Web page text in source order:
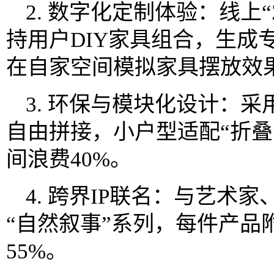
2. 数字化定制体验：线上
持用户DIY家具组合，生成
在自家空间模拟家具摆放效
3. 环保与模块化设计：采
自由拼接，小户型适配“折
间浪费40%。
4. 跨界IP联名：与艺术家
“自然叙事”系列，每件产
55%。